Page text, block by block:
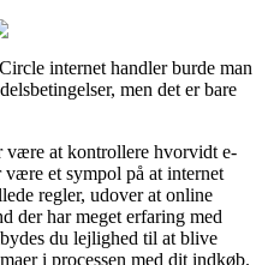
internet handler burde man
men det er bare
være at kontrollere hvorvidt e-
et sympol på at internet
regler, udover at online
der har meget erfaring med
du lejlighed til at blive
i processen med dit indkøb.